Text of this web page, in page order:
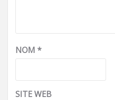
NOM *
SITE WEB